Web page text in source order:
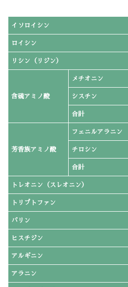
イソロイシン
ロイシン
リシン（リジン）
含硫アミノ酸
メチオニン
シスチン
合計
芳香族アミノ酸
フェニルアラニン
チロシン
合計
トレオニン（スレオニン）
トリプトファン
バリン
ヒスチジン
アルギニン
アラニン